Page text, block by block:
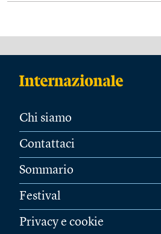
Chi siamo
Contattaci
Sommario
Festival
Privacy e cookie